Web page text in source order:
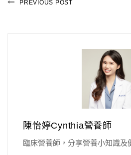
PREVIOUS POST
陳怡婷Cynthia營養師
臨床營養師，分享營養小知識及